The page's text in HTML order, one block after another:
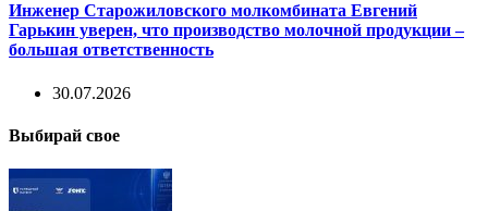
Инженер Старожиловского молкомбината Евгений
Гарькин уверен, что производство молочной продукции –
большая ответственность
30.07.2026
Выбирай свое